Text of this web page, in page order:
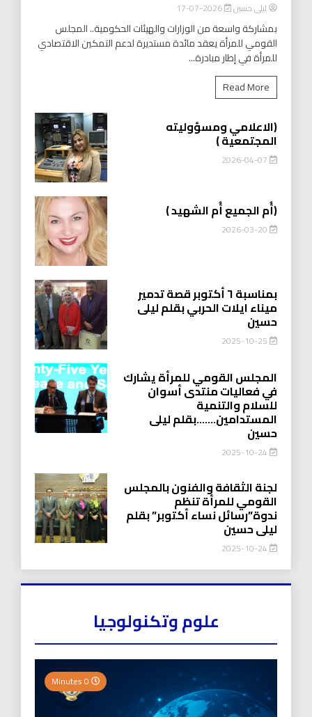
ليلى حسين 2026-07-17
بمشاركة واسعة من الوزارات والهيئات الحكومية.. المجلس
القومي للمرأة يعقد مائدة مستديرة لدعم التمكين الاقتصادي
للمرأة في إطار مبادرة...
Read More
(الاعلامي ومسؤوليته
المجتمعية )
2026-04-07
(أُم الجميع أُم الشهيد )
2026-03-20
بمناسبة ٦ أكتوبر قصة تدمير
ميناء ايلات الحربي بقلم ليلى
حسين
2025-10-25
المجلس القومي للمرأة يشارك
في فعاليات منتدى أسوان
للسلام والتنمية
المستدامين…….بقلم ليلى
حسين
2025-10-24
لجنة الثقافة والفنون بالمجلس
القومي للمرأة تنظم
ندوة”رسائل نساء أكتوبر” بقلم
ليلى حسين
2025-10-24
علوم وتكنولوجيا